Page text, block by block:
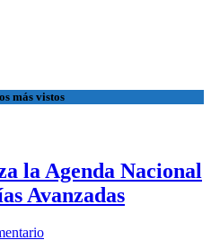
más vistos
la Agenda Nacional
Avanzadas